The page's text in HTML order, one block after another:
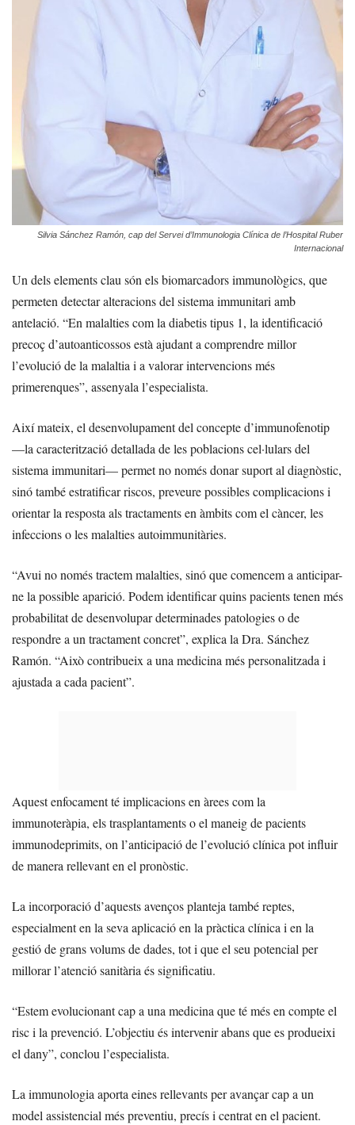
Silvia Sánchez Ramón, cap del Servei d’Immunologia Clínica de l’Hospital Ruber
Internacional
Un dels elements clau són els biomarcadors immunològics, que
permeten detectar alteracions del sistema immunitari amb
antelació. “En malalties com la diabetis tipus 1, la identificació
precoç d’autoanticossos està ajudant a comprendre millor
l’evolució de la malaltia i a valorar intervencions més
primerenques”, assenyala l’especialista.
Així mateix, el desenvolupament del concepte d’immunofenotip
—la caracterització detallada de les poblacions cel·lulars del
sistema immunitari— permet no només donar suport al diagnòstic,
sinó també estratificar riscos, preveure possibles complicacions i
orientar la resposta als tractaments en àmbits com el càncer, les
infeccions o les malalties autoimmunitàries.
“Avui no només tractem malalties, sinó que comencem a anticipar-
ne la possible aparició. Podem identificar quins pacients tenen més
probabilitat de desenvolupar determinades patologies o de
respondre a un tractament concret”, explica la Dra. Sánchez
Ramón. “Això contribueix a una medicina més personalitzada i
ajustada a cada pacient”.
Aquest enfocament té implicacions en àrees com la
immunoteràpia, els trasplantaments o el maneig de pacients
immunodeprimits, on l’anticipació de l’evolució clínica pot influir
de manera rellevant en el pronòstic.
La incorporació d’aquests avenços planteja també reptes,
especialment en la seva aplicació en la pràctica clínica i en la
gestió de grans volums de dades, tot i que el seu potencial per
millorar l’atenció sanitària és significatiu.
“Estem evolucionant cap a una medicina que té més en compte el
risc i la prevenció. L’objectiu és intervenir abans que es produeixi
el dany”, conclou l’especialista.
La immunologia aporta eines rellevants per avançar cap a un
model assistencial més preventiu, precís i centrat en el pacient.